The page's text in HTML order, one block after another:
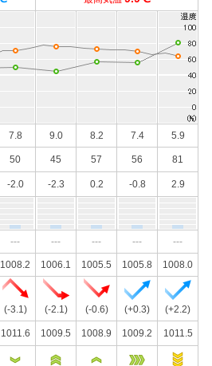
7.8 9.0 8.2 7.4 5.9
50 45 57 56 81
-2.0 -2.3 0.2 -0.8 2.9
--- --- --- --- ---
1008.2 1006.1 1005.5 1005.8 1008.0
(-3.1) (-2.1) (-0.6) (+0.3) (+2.2)
1011.6 1009.5 1008.9 1009.2 1011.5